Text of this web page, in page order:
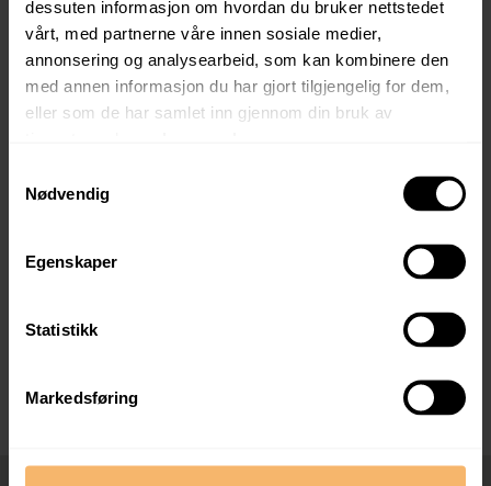
dessuten informasjon om hvordan du bruker nettstedet
vårt, med partnerne våre innen sosiale medier,
annonsering og analysearbeid, som kan kombinere den
med annen informasjon du har gjort tilgjengelig for dem,
eller som de har samlet inn gjennom din bruk av
Nødvendig
Egenskaper
Statistikk
Markedsføring
Siste del av utbyggingen på Høiegården er i gang, og vi
kan tilby en behagelig hverdag i splitter ny bolig – i et
helt nytt nabolag i populære Skåredalen!